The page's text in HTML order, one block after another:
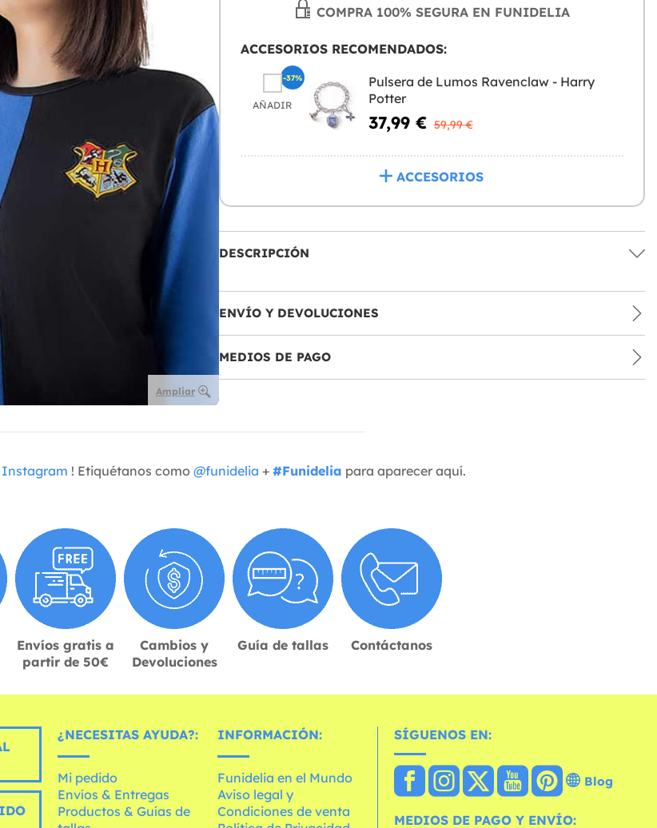
Ampliar
COMPRA 100% SEGURA EN FUNIDELIA
ACCESORIOS RECOMENDADOS:
AÑADIR
Pulsera de Lumos Ravenclaw - Harry
Potter
37,99 € 59,99 €
-37%
ACCESORIOS
DESCRIPCIÓN
ENVÍO Y DEVOLUCIONES
MEDIOS DE PAGO
Instagram ! Etiquétanos como @funidelia + #Funidelia para aparecer aquí.
Envíos gratis a
partir de 50€
Cambios y
Devoluciones
Guía de tallas Contáctanos
¿NECESITAS AYUDA?:
Mi pedido
Envíos & Entregas
Productos & Guías de
INFORMACIÓN:
Funidelia en el Mundo
Aviso legal y
Condiciones de venta
SÍGUENOS EN:
Blog
MEDIOS DE PAGO Y ENVÍO: